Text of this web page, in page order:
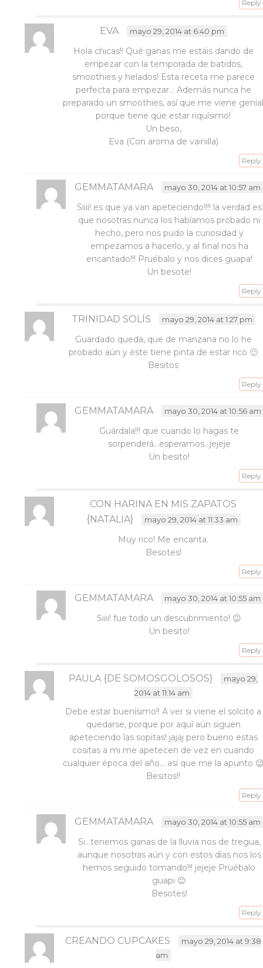
Reply
EVA mayo 29, 2014 at 6:40 pm
Hola chicas!! Qué ganas me estáis dando de
empezar con la temporada de batidos,
smoothies y helados! Esta receta me parece
perfecta para empezar… Además nunca he
preparado un smoothies, así que me viene
porque tiene que estar riquísimo!
Un beso,
Eva (Con aroma de vainilla)
Reply
GEMMATAMARA mayo 30, 2014 at 10:57 am
Siiii! es que ya van apeteciendo!!!! la verdad es
que nosotras nunca los habíamos probado ni
hecho, pero nos pudo la curiosidad y
empezamos a hacerlo, y al final nos ha
encantado!!! Pruébalo y nos dices guapa!
Un besote!
Reply
TRINIDAD SOLÍS mayo 29, 2014 at 1:27 pm
Guardado queda, que de manzana no lo he
probado aún y éste tiene pinta de estar rico 🙂
Besitos
Reply
GEMMATAMARA mayo 30, 2014 at 10:56 am
Guárdala!!! que cuando lo hagas te
sorpenderá…esperamos…jejeje
Un besito!
Reply
CON HARINA EN MIS ZAPATOS
{NATALIA}
mayo 29, 2014 at 11:33 am
Muy rico! Me encanta.
Besotes!
Reply
GEMMATAMARA mayo 30, 2014 at 10:55 am
Siiii! fue todo un descubrimiento! 😉
Un besito!
Reply
PAULA {DE SOMOSGOLOSOS}
mayo 29,
2014 at 11:14 am
Debe estar buenísimo!! A ver si viene el solcito a
quedarse, porque por aquí aún siguen
apeteciendo las sopitas! jajaj pero bueno estas
cositas a mi me apetecen de vez en cuando
cualquier época del año… así que me la apunto
Besitos!!
Reply
GEMMATAMARA mayo 30, 2014 at 10:55 am
Si…tenemos ganas de la lluvia nos de tregua,
aunque nosotras aún y con estos días nos los
hemos seguido tomando!!! jejeje Pruébalo
guapi 😉
Besotes!
Reply
CREANDO CUPCAKES
mayo 29, 2014 at 9:38
am